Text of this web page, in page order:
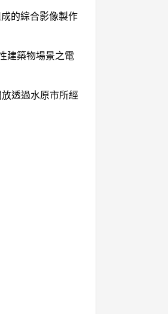
的綜合影像製作
建築物場景之電
透過水原市所經